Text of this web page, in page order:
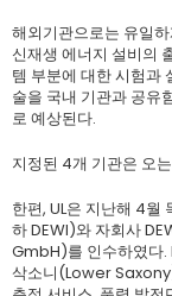
해외기관으로는 유일
신재생 에너지 설비의
템 부분에 대한 시험과
술을 국내 기관과 공유
로 예상된다.
지정된 4개 기관은 오
한편, UL은 지난해 4월
하 DEWI)와 자회사
GmbH)를 인수하였다.
삭소니(Lower